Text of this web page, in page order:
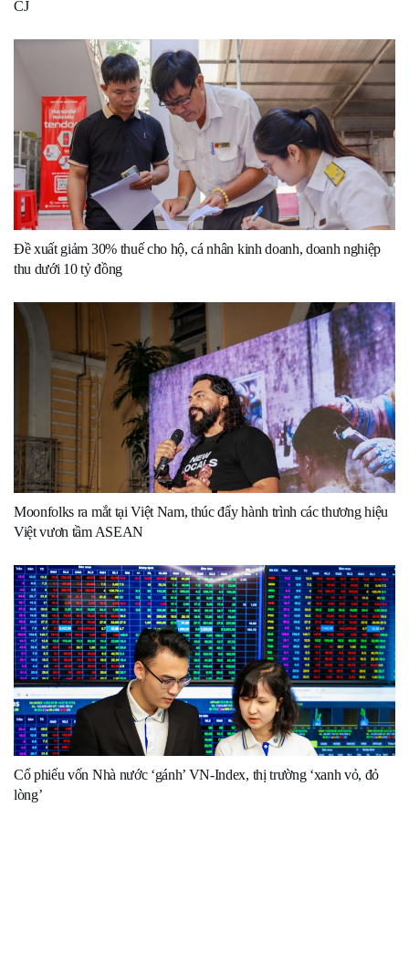
CJ
Đề xuất giảm 30% thuế cho hộ, cá nhân kinh doanh, doanh nghiệp
thu dưới 10 tỷ đồng
Moonfolks ra mắt tại Việt Nam, thúc đẩy hành trình các thương hiệu
Việt vươn tầm ASEAN
Cổ phiếu vốn Nhà nước ‘gánh’ VN-Index, thị trường ‘xanh vỏ, đỏ
lòng’